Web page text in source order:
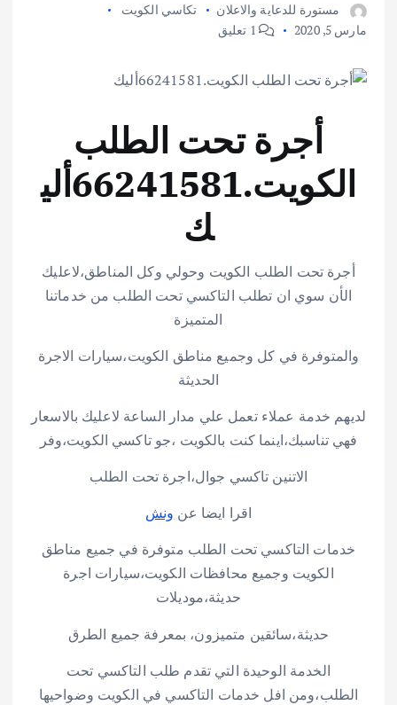
مستورة للدعاية والاعلان
تكاسي الكويت
مارس 5, 2020
1 تعليق
أجرة تحت الطلب
الكويت.66241581ألي
ك
أجرة تحت الطلب الكويت وحولي وكل المناطق،لاعليك
الأن سوي ان تطلب التاكسي تحت الطلب من خدماتنا
المتميزة
والمتوفرة في كل وجميع مناطق الكويت،سيارات الاجرة
الحديثة
لديهم خدمة عملاء تعمل علي مدار الساعة لاعليك بالاسعار
فهي تناسبك،اينما كنت بالكويت ،جو تاكسي الكويت،وفر
الاتنين تاكسي جوال،اجرة تحت الطلب
اقرا ايضا عن ونش
خدمات التاكسي تحت الطلب متوفرة في جميع مناطق
الكويت وجميع محافظات الكويت،سيارات اجرة
حديثة،موديلات
حديثة،سائقين متميزون، بمعرفة جميع الطرق
الخدمة الوحيدة التي تقدم طلب التاكسي تحت
الطلب،ومن افل خدمات التاكسي في الكويت وضواحيها